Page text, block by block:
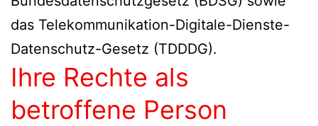
das Telekommunikation-Digitale-Dienste-
Datenschutz-Gesetz (TDDDG).
Ihre Rechte als
betroffene Person